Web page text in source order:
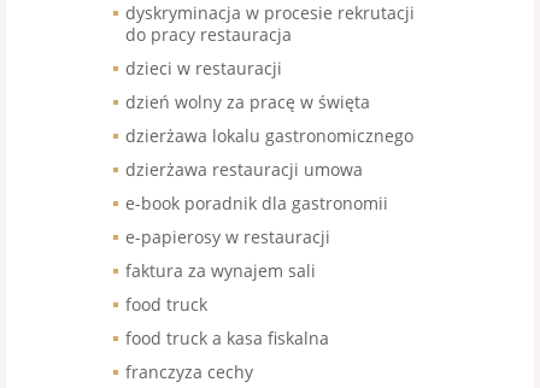
dyskryminacja w procesie rekrutacji
do pracy restauracja
dzieci w restauracji
dzień wolny za pracę w święta
dzierżawa lokalu gastronomicznego
dzierżawa restauracji umowa
e-book poradnik dla gastronomii
e-papierosy w restauracji
faktura za wynajem sali
food truck
food truck a kasa fiskalna
franczyza cechy